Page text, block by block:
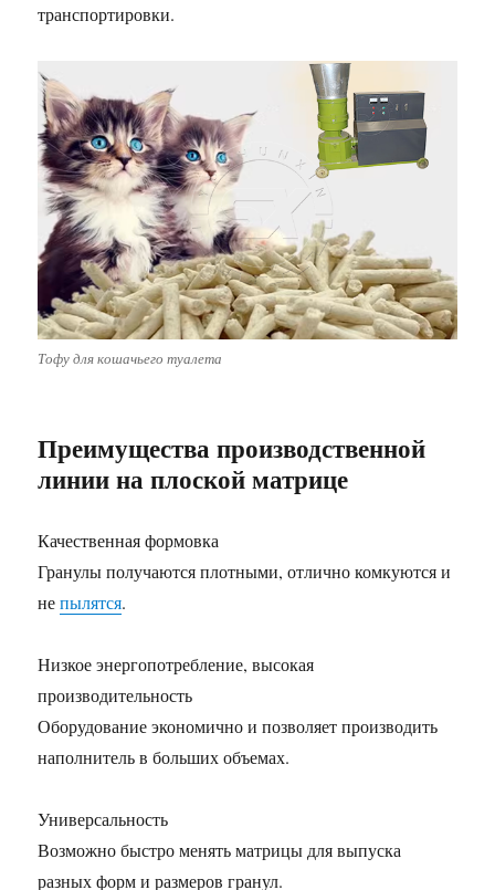
транспортировки.
Тофу для кошачьего туалета
Преимущества производственной
линии на плоской матрице
Качественная формовка
Гранулы получаются плотными, отлично комкуются и
непылятся.
Низкое энергопотребление, высокая
производительность
Оборудование экономично и позволяет производить
наполнитель в больших объемах.
Универсальность
Возможно быстро менять матрицы для выпуска
разных форм и размеров гранул.